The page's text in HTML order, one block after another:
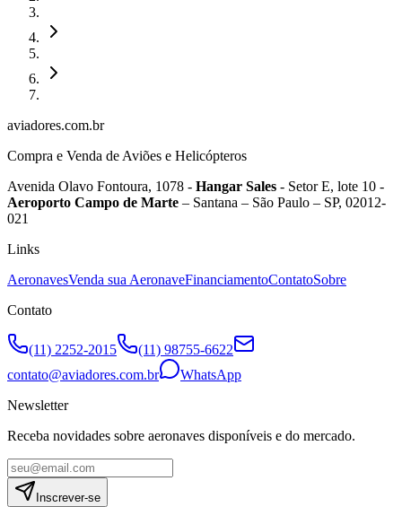
aviadores.com.br
Compra e Venda de Aviões e Helicópteros
Avenida Olavo Fontoura, 1078 - Hangar Sales - Setor E, lote 10 -
Aeroporto Campo de Marte – Santana – São Paulo – SP, 02012-
021
Links
AeronavesVenda sua AeronaveFinanciamentoContatoSobre
Contato
(11) 2252-2015
(11) 98755-6622
contato@aviadores.com.br
WhatsApp
Newsletter
Receba novidades sobre aeronaves disponíveis e do mercado.
Inscrever-se